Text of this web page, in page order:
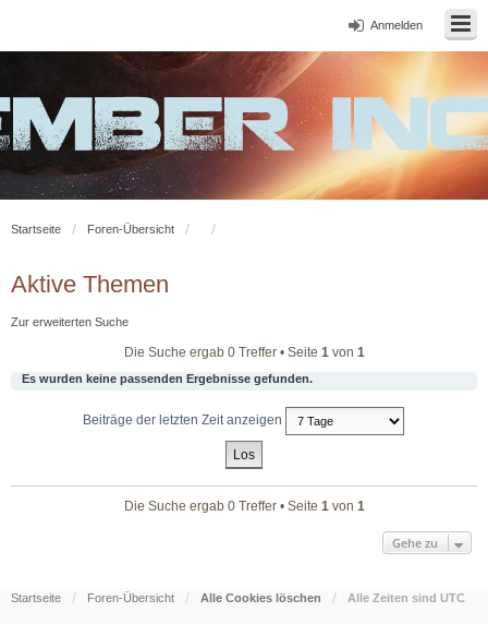
Anmelden
Startseite Foren-Übersicht
Aktive Themen
Zur erweiterten Suche
Die Suche ergab 0 Treffer • Seite 1von 1
Es wurden keine passenden Ergebnisse gefunden.
Beiträge der letzten Zeit anzeigen
Die Suche ergab 0 Treffer • Seite 1von 1
Gehe zu
Startseite Foren-Übersicht Alle Cookies löschen Alle Zeiten sind UTC